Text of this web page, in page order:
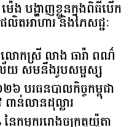
ង បង្ហាញខ្លួនក្នុងពិធីបើក
លិតអាហារ និងភេសជ្ជៈ
កស្រី លាង ធារ៉ា ពណ៌
យ សមនឹងរូបសម្ផស្ស
បរធន​បាលកិច្ច​កម្ពុជា​
ាន់លាន​ដុល្លារ​
ៃ​កម្មករ​រោងចក្រ​តូយ៉ូតា